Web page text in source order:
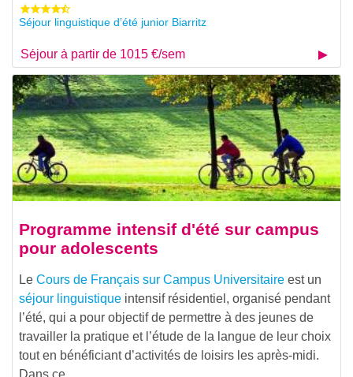
Séjour linguistique d’été junior Biarritz
Séjour à partir de 1015 €/sem
Programme intensif d'été sur campus
pour adolescents
Le Cours de Français sur Campus Universitaire est un
séjour linguistique intensif résidentiel, organisé pendant
l’été, qui a pour objectif de permettre à des jeunes de
travailler la pratique et l’étude de la langue de leur choix
tout en bénéficiant d’activités de loisirs les après-midi.
Dans ce…